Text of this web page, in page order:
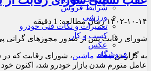
شرایط فروش
ورزشی
تعمیرات و نکات فنی خودرو
کسب و کار
عکس
فروشگاه
۱۴۰۲-۱۰-۱۴زمان مطالعه: 1 دقیقه
شورای رقابت پس از صدور مجوزهای گرانی پی در پی خودرو، پس از اصلاح
به گزارشمجله ماشین، شورای رقابت که
عامل متورم شدن بازار خودرو شد، اکنون